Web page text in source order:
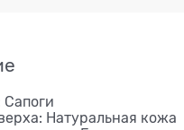
Сапоги
Натуральная кожа